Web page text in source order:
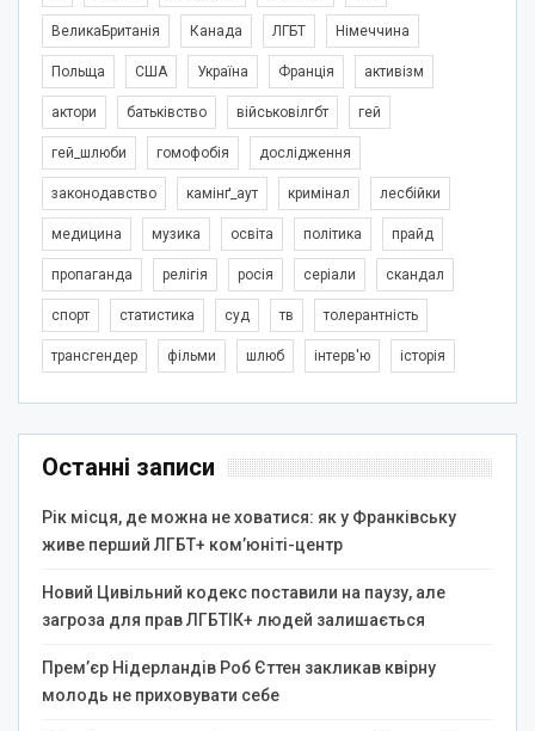
ВеликаБританія Канада ЛГБТ Німеччина
Польща США Україна Франція активізм
актори батьківство військовілгбт гей
гей_шлюби гомофобія дослідження
законодавство камінґ_аут кримінал лесбійки
медицина музика освіта політика прайд
пропаганда релігія росія серіали скандал
спорт статистика суд тв толерантність
трансгендер фільми шлюб інтерв'ю історія
Останні записи
Рік місця, де можна не ховатися: як у Франківську
живе перший ЛГБТ+ ком’юніті-центр
Новий Цивільний кодекс поставили на паузу, але
загроза для прав ЛГБТІК+ людей залишається
Прем’єр Нідерландів Роб Єттен закликав квірну
молодь не приховувати себе